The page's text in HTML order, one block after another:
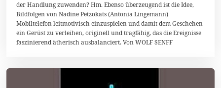
a
r
2
0
1
4
der Handlung zuwenden? Hm. Ebenso überzeugend ist die Idee,
Bildfolgen von Nadine Petzokats (Antonia Lingemann)
Mobiltelefon leitmotivisch einzuspielen und damit dem Geschehen
ein Gerüst zu verleihen, originell und tragfähig, das die Ereignisse
faszinierend ätherisch ausbalanciert. Von WOLF SENFF